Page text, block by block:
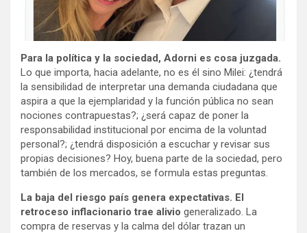
Para la política y la sociedad, Adorni es cosa juzgada.
Lo que importa, hacia adelante, no es él sino Milei: ¿tendrá
la sensibilidad de interpretar una demanda ciudadana que
aspira a que la ejemplaridad y la función pública no sean
nociones contrapuestas?; ¿será capaz de poner la
responsabilidad institucional por encima de la voluntad
personal?; ¿tendrá disposición a escuchar y revisar sus
propias decisiones? Hoy, buena parte de la sociedad, pero
también de los mercados, se formula estas preguntas.
La baja del riesgo país genera expectativas. El
retroceso inflacionario trae alivio generalizado. La
compra de reservas y la calma del dólar trazan un